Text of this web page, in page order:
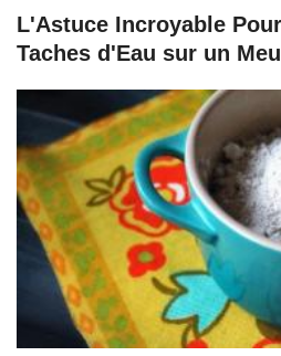
L'Astuce Incroyable
Taches d'Eau sur un